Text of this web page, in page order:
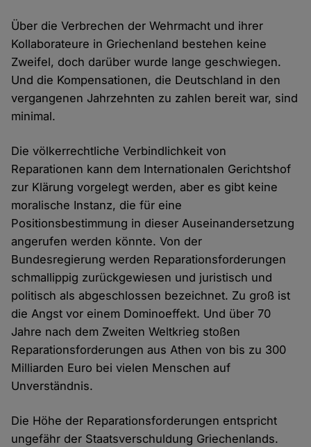
Über die Verbrechen der Wehrmacht und ihrer
Kollaborateure in Griechenland bestehen keine
Zweifel, doch darüber wurde lange geschwiegen.
Und die Kompensationen, die Deutschland in den
vergangenen Jahrzehnten zu zahlen bereit war, sind
minimal.
Die völkerrechtliche Verbindlichkeit von
Reparationen kann dem Internationalen Gerichtshof
zur Klärung vorgelegt werden, aber es gibt keine
moralische Instanz, die für eine
Positionsbestimmung in dieser Auseinandersetzung
angerufen werden könnte. Von der
Bundesregierung werden Reparationsforderungen
schmallippig zurückgewiesen und juristisch und
politisch als abgeschlossen bezeichnet. Zu groß ist
die Angst vor einem Dominoeffekt. Und über 70
Jahre nach dem Zweiten Weltkrieg stoßen
Reparationsforderungen aus Athen von bis zu 300
Milliarden Euro bei vielen Menschen auf
Unverständnis.
Die Höhe der Reparationsforderungen entspricht
ungefähr der Staatsverschuldung Griechenlands.